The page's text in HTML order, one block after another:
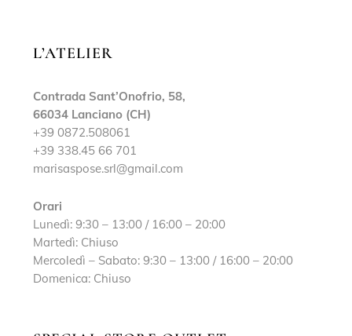
L’ATELIER
Contrada Sant’Onofrio, 58,
66034 Lanciano (CH)
+39 0872.508061
+39 338.45 66 701
marisaspose.srl@gmail.com
Orari
Lunedì: 9:30 – 13:00 / 16:00 – 20:00
Martedì: Chiuso
Mercoledì – Sabato: 9:30 – 13:00 / 16:00 – 20:00
Domenica: Chiuso